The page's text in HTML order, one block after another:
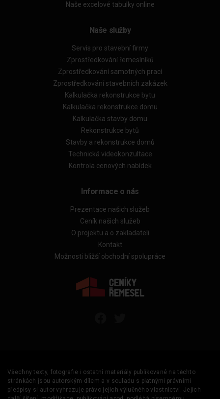
Naše excelové tabulky online
Naše služby
Servis pro stavební firmy
Zprostředkování řemeslníků
Zprostředkování samotných prací
Zprostředkování stavebních zakázek
Kalkulačka rekonstrukce bytu
Kalkulačka rekonstrukce domu
Kalkulačka stavby domu
Rekonstrukce bytů
Stavby a rekonstrukce domů
Technická videokonzultace
Kontrola cenových nabídek
Informace o nás
Prezentace našich služeb
Ceník našich služeb
O projektu a o zakladateli
Kontakt
Možnosti bližší obchodní spolupráce
Všechny texty, fotografie i ostatní materiály publikované na těchto
stránkách jsou autorským dílem a v souladu s platnými právními
předpisy si autor vyhrazuje právo jejich výlučného vlastnictví. Jejich